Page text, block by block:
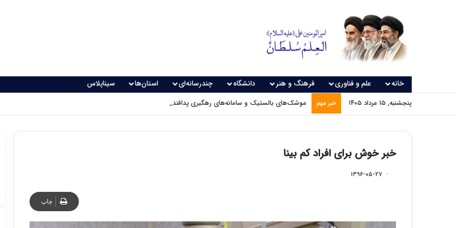
خانه علم و فناوری فرهنگ و هنر دانشگاه چندرسانه‌ای استان‌ها سیناپلاس
پنجشنبه, ۱۵ مرداد ۱۴۰۵ خبر مهم موشک‌های بالستیک و سامانه‌های رهگیری پدافندی چگونه کار می کنند؟
خبر خوش برای افراد کم بینا
۱۳۹۶-۰۵-۲۷
چاپ